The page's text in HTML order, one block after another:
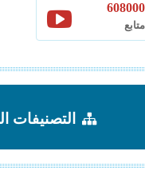
608000
متابع
التصنيفات